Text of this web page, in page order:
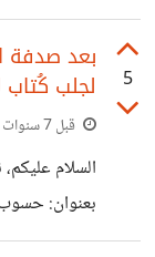
وسيقوم
تساؤلاتك،
بايثون مع
5
بعد صدفة
لجلب كُتاب
قبل 7 سنوات
بعنوان: حسوب
و هو